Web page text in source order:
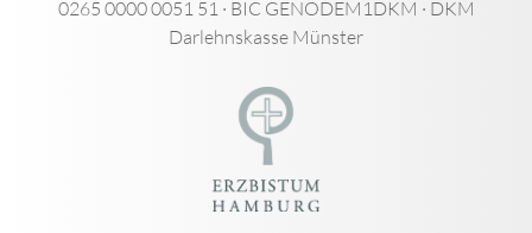
0265 0000 0051 51 · BIC GENODEM1DKM · DKM
Darlehnskasse Münster